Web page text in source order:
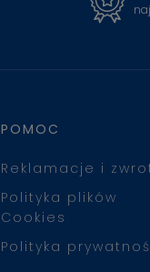
POMOC
Reklamacje i
Polityka plików
Cookies
Polityka